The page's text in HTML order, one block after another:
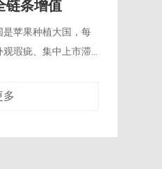
热力灭菌的苹果汁
果汁进行长时间加
，加热过程中产生